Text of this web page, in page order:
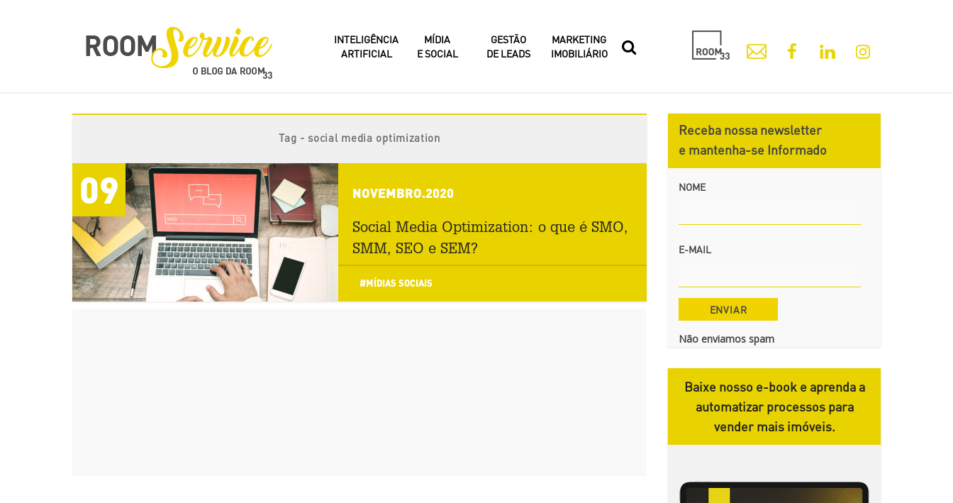
INTELIGÊNCIA
ARTIFICIAL
MÍDIA
E SOCIAL
GESTÃO
DE LEADS
MARKETING
IMOBILIÁRIO
Tag - social media optimization
09 NOVEMBRO.2020
Social Media Optimization: o que é SMO,
SMM, SEO e SEM?
#MÍDIAS SOCIAIS
Receba nossa newsletter
e mantenha-se Informado
NOME
E-MAIL
Não enviamos spam
Baixe nosso e-book e aprenda a
automatizar processos para
vender mais imóveis.